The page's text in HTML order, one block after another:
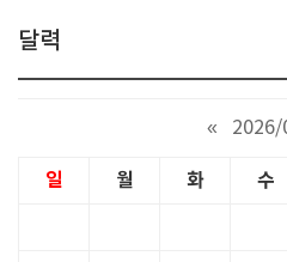
달력
« 2026/
일 월 화 수